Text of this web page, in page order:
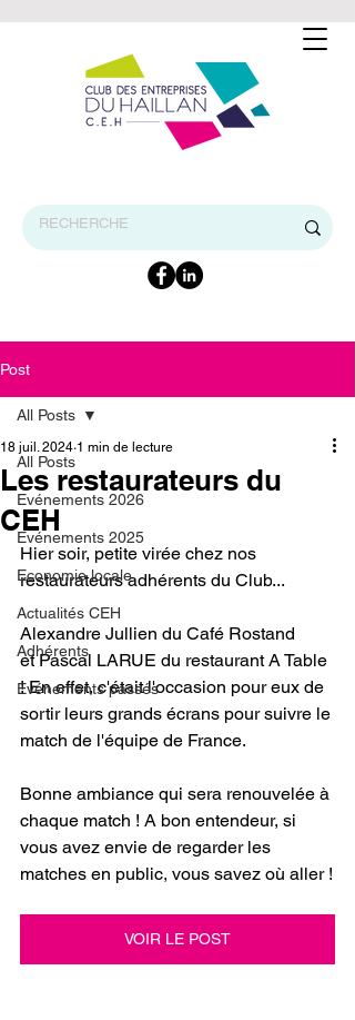
BIENVENUE SUR LE SITE INTERNET DU CEH
Post
All Posts
Evénements 2026
Evénements 2025
Economie locale
Actualités CEH
Adhérents
Evénements passés
All Posts
Les restaurateurs du
CEH
18 juil. 2024 1 min de lecture
Hier soir, petite virée chez nos
restaurateurs adhérents du Club...
Alexandre Jullien du Café Rostand
et Pascal LARUE du restaurant A Table
! En effet, c'était l'occasion pour eux de
sortir leurs grands écrans pour suivre le
match de l'équipe de France.
Bonne ambiance qui sera renouvelée à
chaque match ! A bon entendeur, si
vous avez envie de regarder les
matches en public, vous savez où aller !
VOIR LE POST